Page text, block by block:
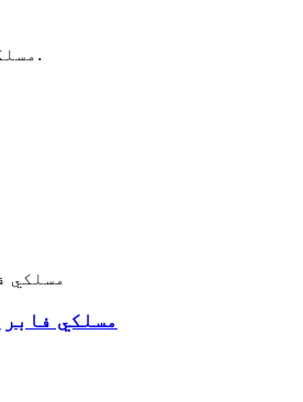
* مسلکي ټیم چې د ډیزاین او تولید په برخه کې مسلکي پوهه او تخصص لري.
مسلکي